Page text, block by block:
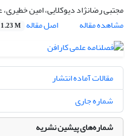
مجتبی رضانژاد دیوکلایی، امین
مشاهده مقاله
اصل مقاله 1.23 M
مقالات آماده انتشار
شماره جاری
شماره‌های پیشین نشریه